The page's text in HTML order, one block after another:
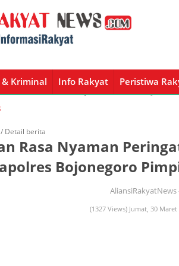
Kriminal Info Rakyat Peristiwa
& Kriminal Info Rakyat Peristiwa Rakyat
/ Detail berita
Rasa Nyaman
Bojonegoro
AliansiRakyatNews
(1327 Views) Jumat, 30 Maret